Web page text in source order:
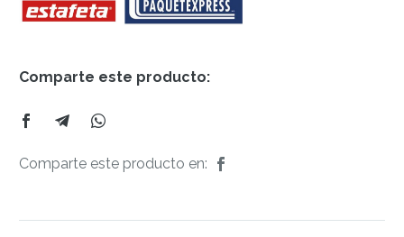
Comparte este producto:
Comparte este producto en: